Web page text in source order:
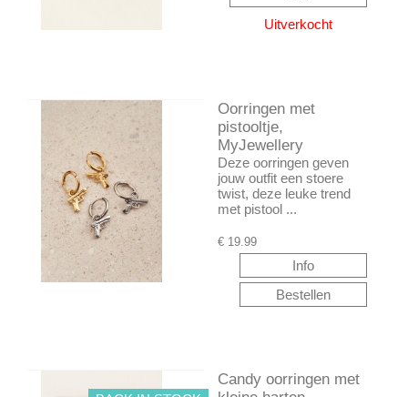
Oorringen met
pistooltje,
MyJewellery
Deze oorringen geven
jouw outfit een stoere
twist, deze leuke trend
met pistool ...
€ 19.99
Candy oorringen met